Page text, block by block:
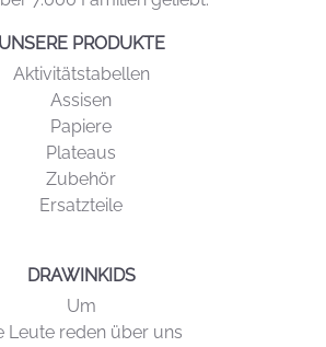
UNSERE PRODUKTE
Aktivitätstabellen
Assisen
Papiere
Plateaus
Zubehör
Ersatzteile
DRAWINKIDS
Um
Leute reden über uns